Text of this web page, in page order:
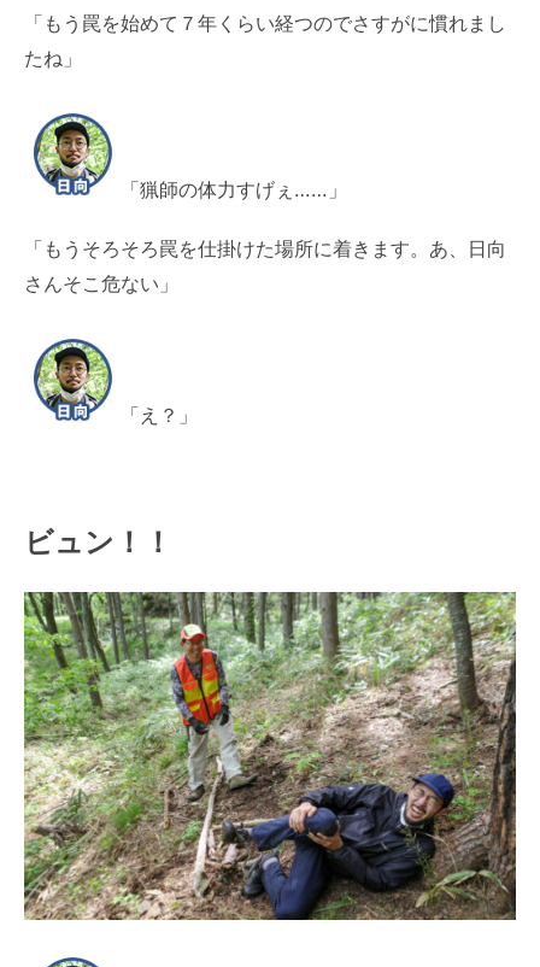
「もう罠を始めて７年くらい経つのでさすがに慣れまし
たね」
「猟師の体力すげぇ……」
「もうそろそろ罠を仕掛けた場所に着きます。あ、日向
さんそこ危ない」
「え？」
ビュン！！